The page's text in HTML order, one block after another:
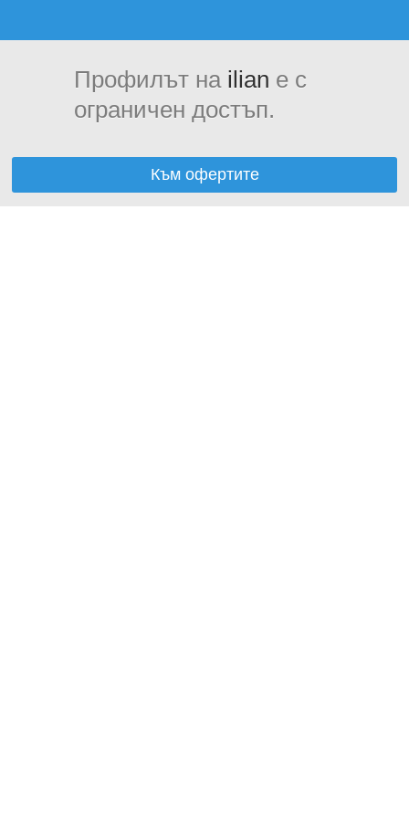
Профилът на ilian е с
ограничен достъп.
Към офертите